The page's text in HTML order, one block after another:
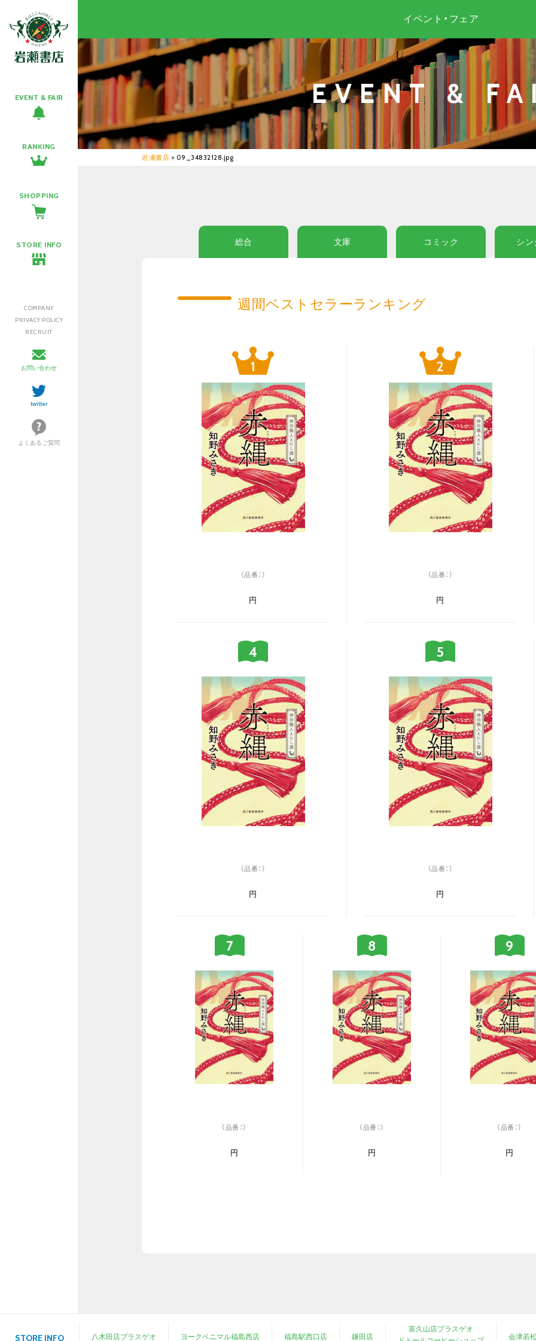
EVENT & FAIR
RANKING
SHOPPING
STORE INFO
COMPANY
PRIVACY POLICY
RECRUIT
お問い合わせ
twitter
よくあるご質問
イベント・フェア
EVENT &
岩瀬書店 > 09_34832128.jpg
総合 文庫 コミック シン
週間ベストセラーランキング
（品番：）
円
（品番：）
円
（品番：）
円
（品番：）
円
（品番：）
円
（品番：）
円
（品番：）
円
STORE INFO 八木田店プラスゲオ ヨークベニマル福島西店 福島駅西口店 鎌田店
富久山店プラスゲオ
会津若